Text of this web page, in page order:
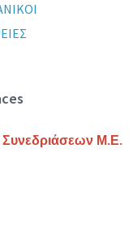
Μ.Ε.